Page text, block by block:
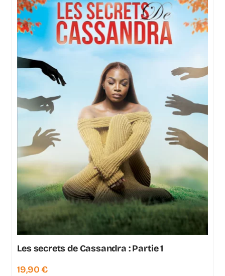
Les secrets de Cassandra : Partie 1
19,90€